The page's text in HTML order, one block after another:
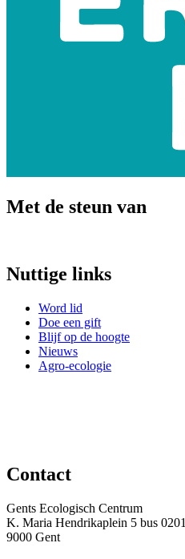
Met de steun van
Nuttige links
Word lid
Doe een gift
Blijf op de hoogte
Nieuws
Agro-ecologie
Contact
Gents Ecologisch Centrum
K. Maria Hendrikaplein 5 bus 0201
9000 Gent